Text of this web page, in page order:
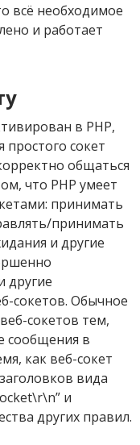
всё необходимое
и работает
в PHP,
простого сокет
общаться
что PHP умеет
принимать
принимать
и другие
другие
сокетов. Обычное
сокетов тем,
сообщения в
как веб-сокет
вида
и
других правил.